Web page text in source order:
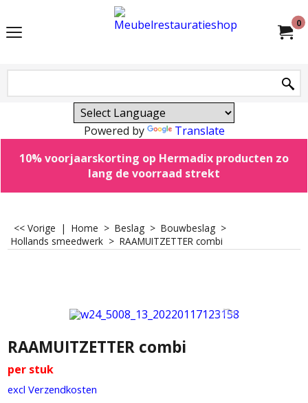
0
Powered by
Translate
10% voorjaarskorting op Hermadix producten zo
lang de voorraad strekt
<< Vorige | Home > Beslag > Bouwbeslag >
Hollands smeedwerk > RAAMUITZETTER combi
RAAMUITZETTER combi
per stuk
excl Verzendkosten